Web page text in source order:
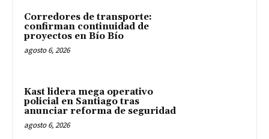
Corredores de transporte:
confirman continuidad de
proyectos en Bío Bío
agosto 6, 2026
Kast lidera mega operativo
policial en Santiago tras
anunciar reforma de seguridad
agosto 6, 2026